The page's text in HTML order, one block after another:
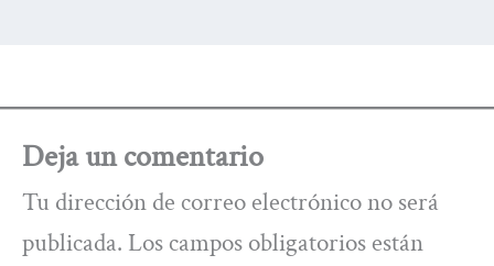
Deja un comentario
Tu dirección de correo electrónico no será
publicada. Los campos obligatorios están